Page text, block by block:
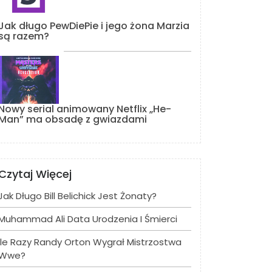
długo PewDiePie i jego żona Marzia
razem?
serial animowany Netflix „He-
ma obsadę z gwiazdami
Więcej
Długo Bill Belichick Jest Żonaty?
Ali Data Urodzenia I Śmierci
Razy Randy Orton Wygrał Mistrzostwa